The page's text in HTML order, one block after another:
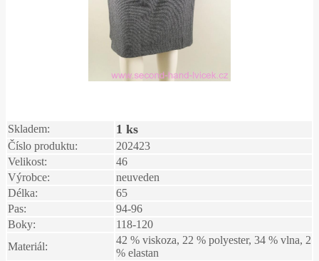
Skladem: 1 ks
Číslo produktu:
202423
Velikost:
46
Výrobce:
neuveden
Délka:
65
Pas:
94-96
Boky:
118-120
Materiál:
42 % viskoza, 22 % polyester, 34 % vlna, 2
% elastan